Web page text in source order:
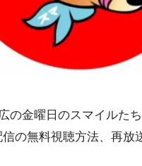
の金曜日のスマイルた
の無料視聴方法、再放